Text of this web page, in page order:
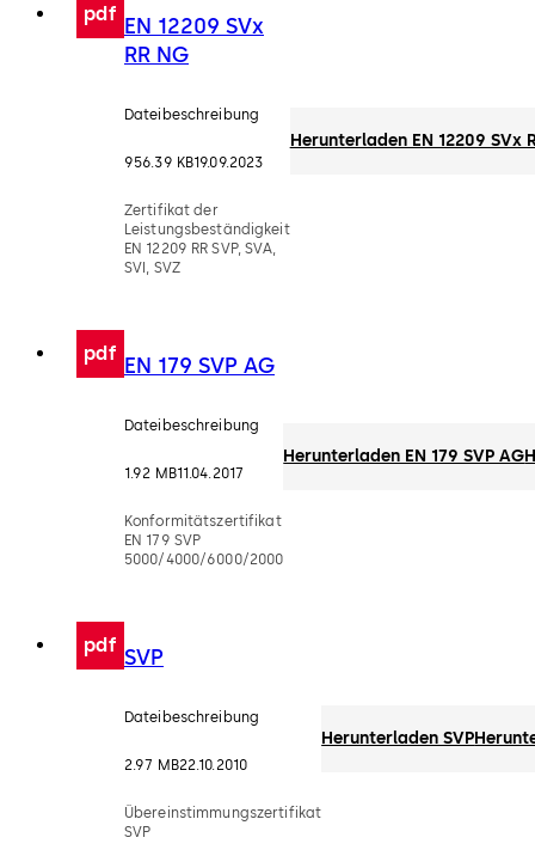
pdf EN 12209 SVx
RR NG
Dateibeschreibung
956.39 KB19.09.2023
Zertifikat der
Leistungsbeständigkeit
EN 12209 RR SVP, SVA,
SVI, SVZ
Herunterladen EN 12209 SVx
pdf EN 179 SVP AG
Dateibeschreibung
1.92 MB11.04.2017
Konformitätszertifikat
EN 179 SVP
5000/4000/6000/2000
Herunterladen EN 179 SVP AG
pdf SVP
Dateibeschreibung
2.97 MB22.10.2010
Übereinstimmungszertifikat
SVP
Herunterladen SVP